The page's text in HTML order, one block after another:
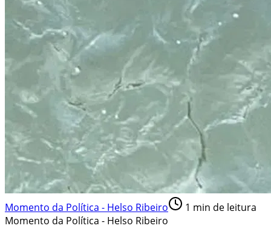
Momento da Política - Helso Ribeiro 1 min de leitura
Momento da Política - Helso Ribeiro